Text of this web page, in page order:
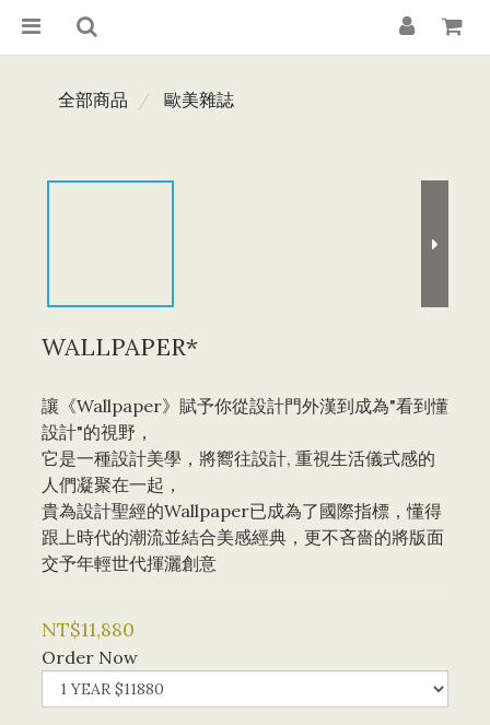
全部商品 歐美雜誌
WALLPAPER*
讓《Wallpaper》賦予你從設計門外漢到成為"看到懂
設計"的視野，
它是一種設計美學，將嚮往設計, 重視生活儀式感的
人們凝聚在一起，
貴為設計聖經的Wallpaper已成為了國際指標，懂得
跟上時代的潮流並結合美感經典，更不吝嗇的將版面
交予年輕世代揮灑創意
NT$11,880
Order Now